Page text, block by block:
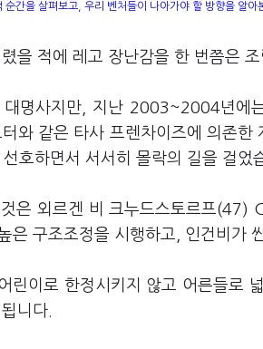
순간을 살펴보고, 우리 벤처들이 나아가야 할 방향을 알아
을 적에 레고 장난감을 한 번쯤은
명사지만, 지난 2003~2004년에
와 같은 타사 프렌차이즈에 의존한
호하면서 서서히 몰락의 길을 걸었
은 외르겐 비 크누드스토르프(47)
은 구조조정을 시행하고, 인건비가
린이로 한정시키지 않고 어른들로
니다.